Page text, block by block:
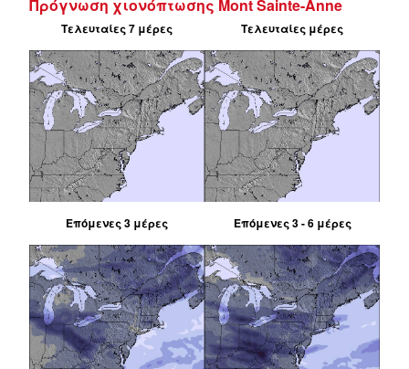
Πρόγνωση χιονόπτωσης Mont Sainte-Anne
Τελευταίες 7 μέρες Τελευταίες μέρες
Επόμενες 3 μέρες Επόμενες 3 - 6 μέρες